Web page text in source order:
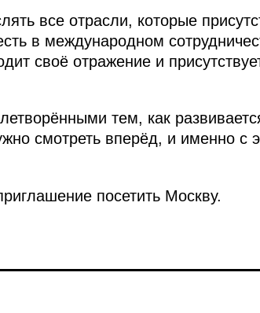
все отрасли, которые
в международном
своё отражение и
тем, как
смотреть вперёд, и именно с
посетить Москву.